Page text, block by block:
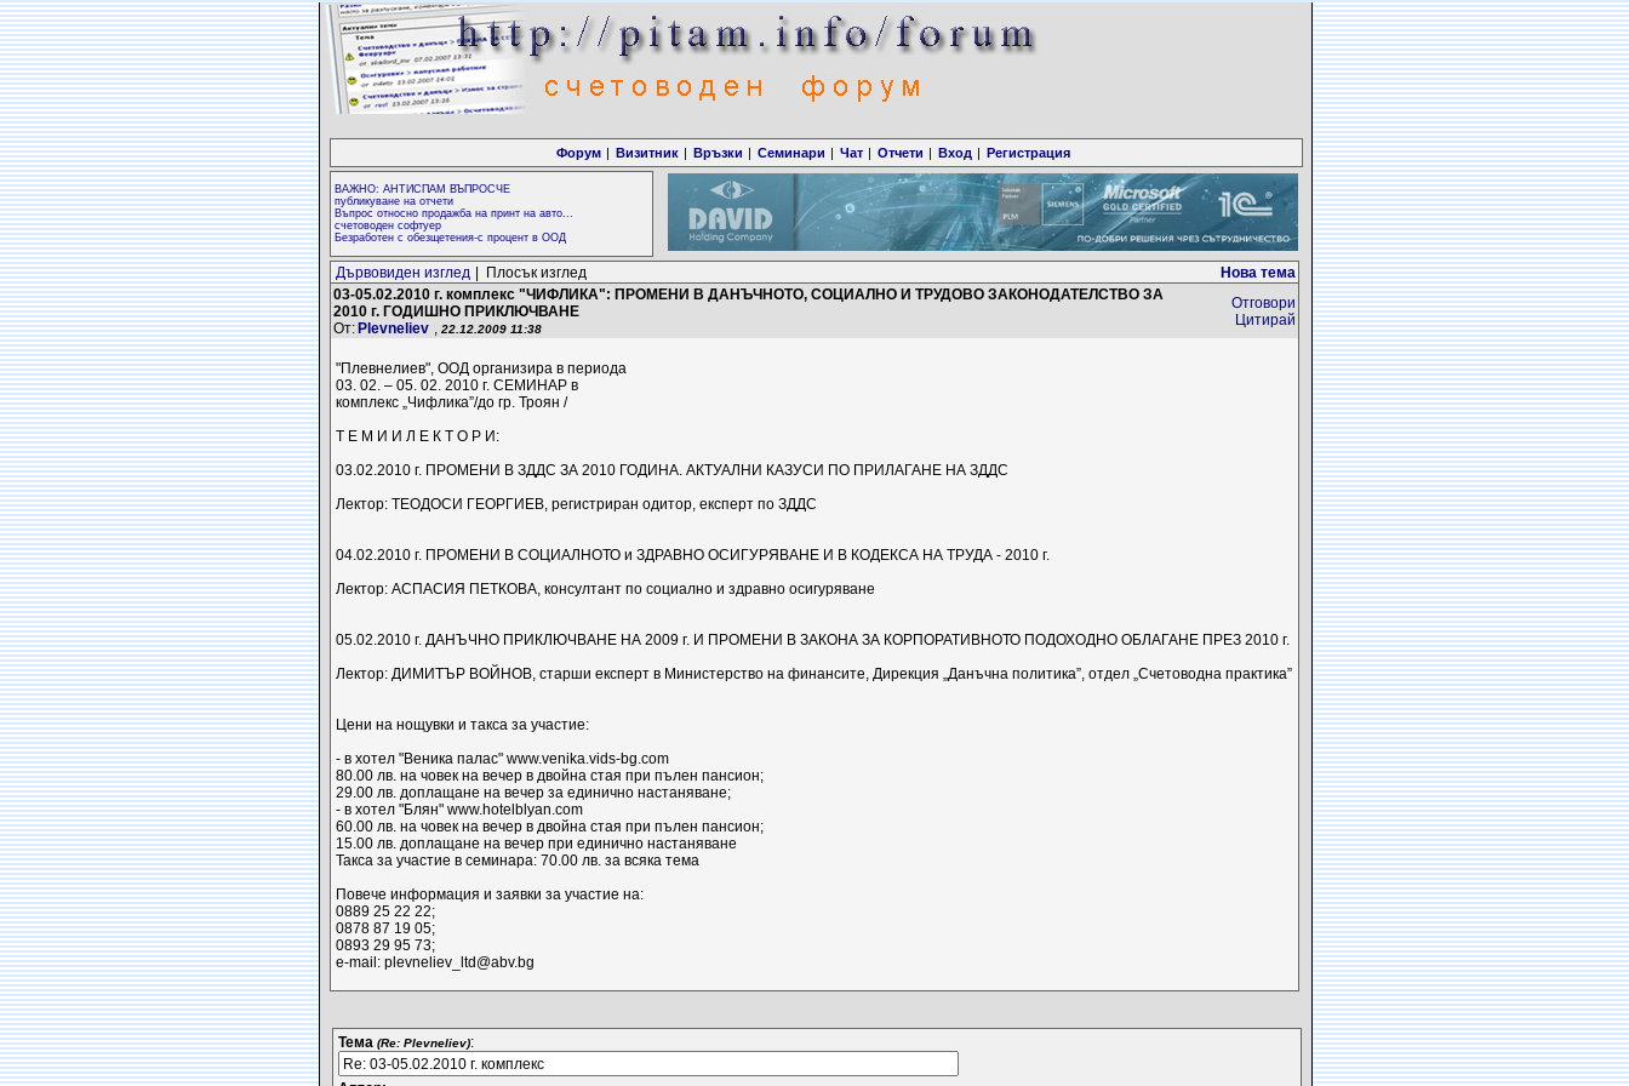
Форум | Визитник | Връзки | Семинари | Чат | Отчети | Вход | Регистрация
ВАЖНО: АНТИСПАМ ВЪПРОСЧЕ
публикуване на отчети
Въпрос относно продажба на принт на авто...
счетоводен софтуер
Безработен с обезщетения-с процент в ООД
Дървовиден изглед | Плосък изглед
Нова тема
03-05.02.2010 г. комплекс "ЧИФЛИКА": ПРОМЕНИ В ДАНЪЧНОТО, СОЦИАЛНО И ТРУДОВО ЗАКОНОДАТЕЛСТВО ЗА
2010 г. ГОДИШНО ПРИКЛЮЧВАНЕ
От: Plevneliev , 22.12.2009 11:38
Отговори
Цитирай
"Плевнелиев", ООД организира в периода
03. 02. – 05. 02. 2010 г. СЕМИНАР в
комплекс „Чифлика”/до гр. Троян /
Т Е М И И Л Е К Т О Р И:
03.02.2010 г. ПРОМЕНИ В ЗДДС ЗА 2010 ГОДИНА. АКТУАЛНИ КАЗУСИ ПО ПРИЛАГАНЕ НА ЗДДС
Лектор: ТЕОДОСИ ГЕОРГИЕВ, регистриран одитор, експерт по ЗДДС
04.02.2010 г. ПРОМЕНИ В СОЦИАЛНОТО и ЗДРАВНО ОСИГУРЯВАНЕ И В КОДЕКСА НА ТРУДА - 2010 г.
Лектор: АСПАСИЯ ПЕТКОВА, консултант по социално и здравно осигуряване
05.02.2010 г. ДАНЪЧНО ПРИКЛЮЧВАНЕ НА 2009 г. И ПРОМЕНИ В ЗАКОНА ЗА КОРПОРАТИВНОТО ПОДОХОДНО ОБЛАГАНЕ ПРЕЗ 2010 г.
Лектор: ДИМИТЪР ВОЙНОВ, старши експерт в Министерство на финансите, Дирекция „Данъчна политика”, отдел „Счетоводна практика”
Цени на нощувки и такса за участие:
- в хотел "Веника палас" www.venika.vids-bg.com
80.00 лв. на човек на вечер в двойна стая при пълен пансион;
29.00 лв. доплащане на вечер за единично настаняване;
- в хотел "Блян" www.hotelblyan.com
60.00 лв. на човек на вечер в двойна стая при пълен пансион;
15.00 лв. доплащане на вечер при единично настаняване
Такса за участие в семинара: 70.00 лв. за всяка тема
Повече информация и заявки за участие на:
0889 25 22 22;
0878 87 19 05;
0893 29 95 73;
e-mail: plevneliev_ltd@abv.bg
Тема (Re: Plevneliev):